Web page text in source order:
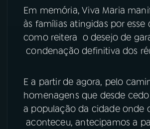
TikTok
Em memória, Viva Maria
às famílias atingidas por
como reitera o desejo de
condenação definitiva dos
E a partir de agora, pelo
homenagens que desde
a população da cidade onde
aconteceu, antecipamos a